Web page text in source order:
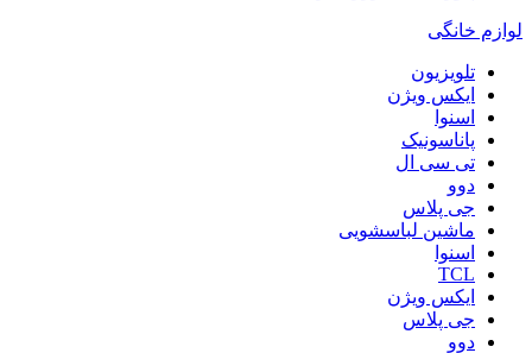
لوازم خانگی
تلویزیون
ایکس ویژن
اسنوا
پاناسونیک
تی سی ال
دوو
جی پلاس
ماشین لباسشویی
اسنوا
TCL
ایکس ویژن
جی پلاس
دوو